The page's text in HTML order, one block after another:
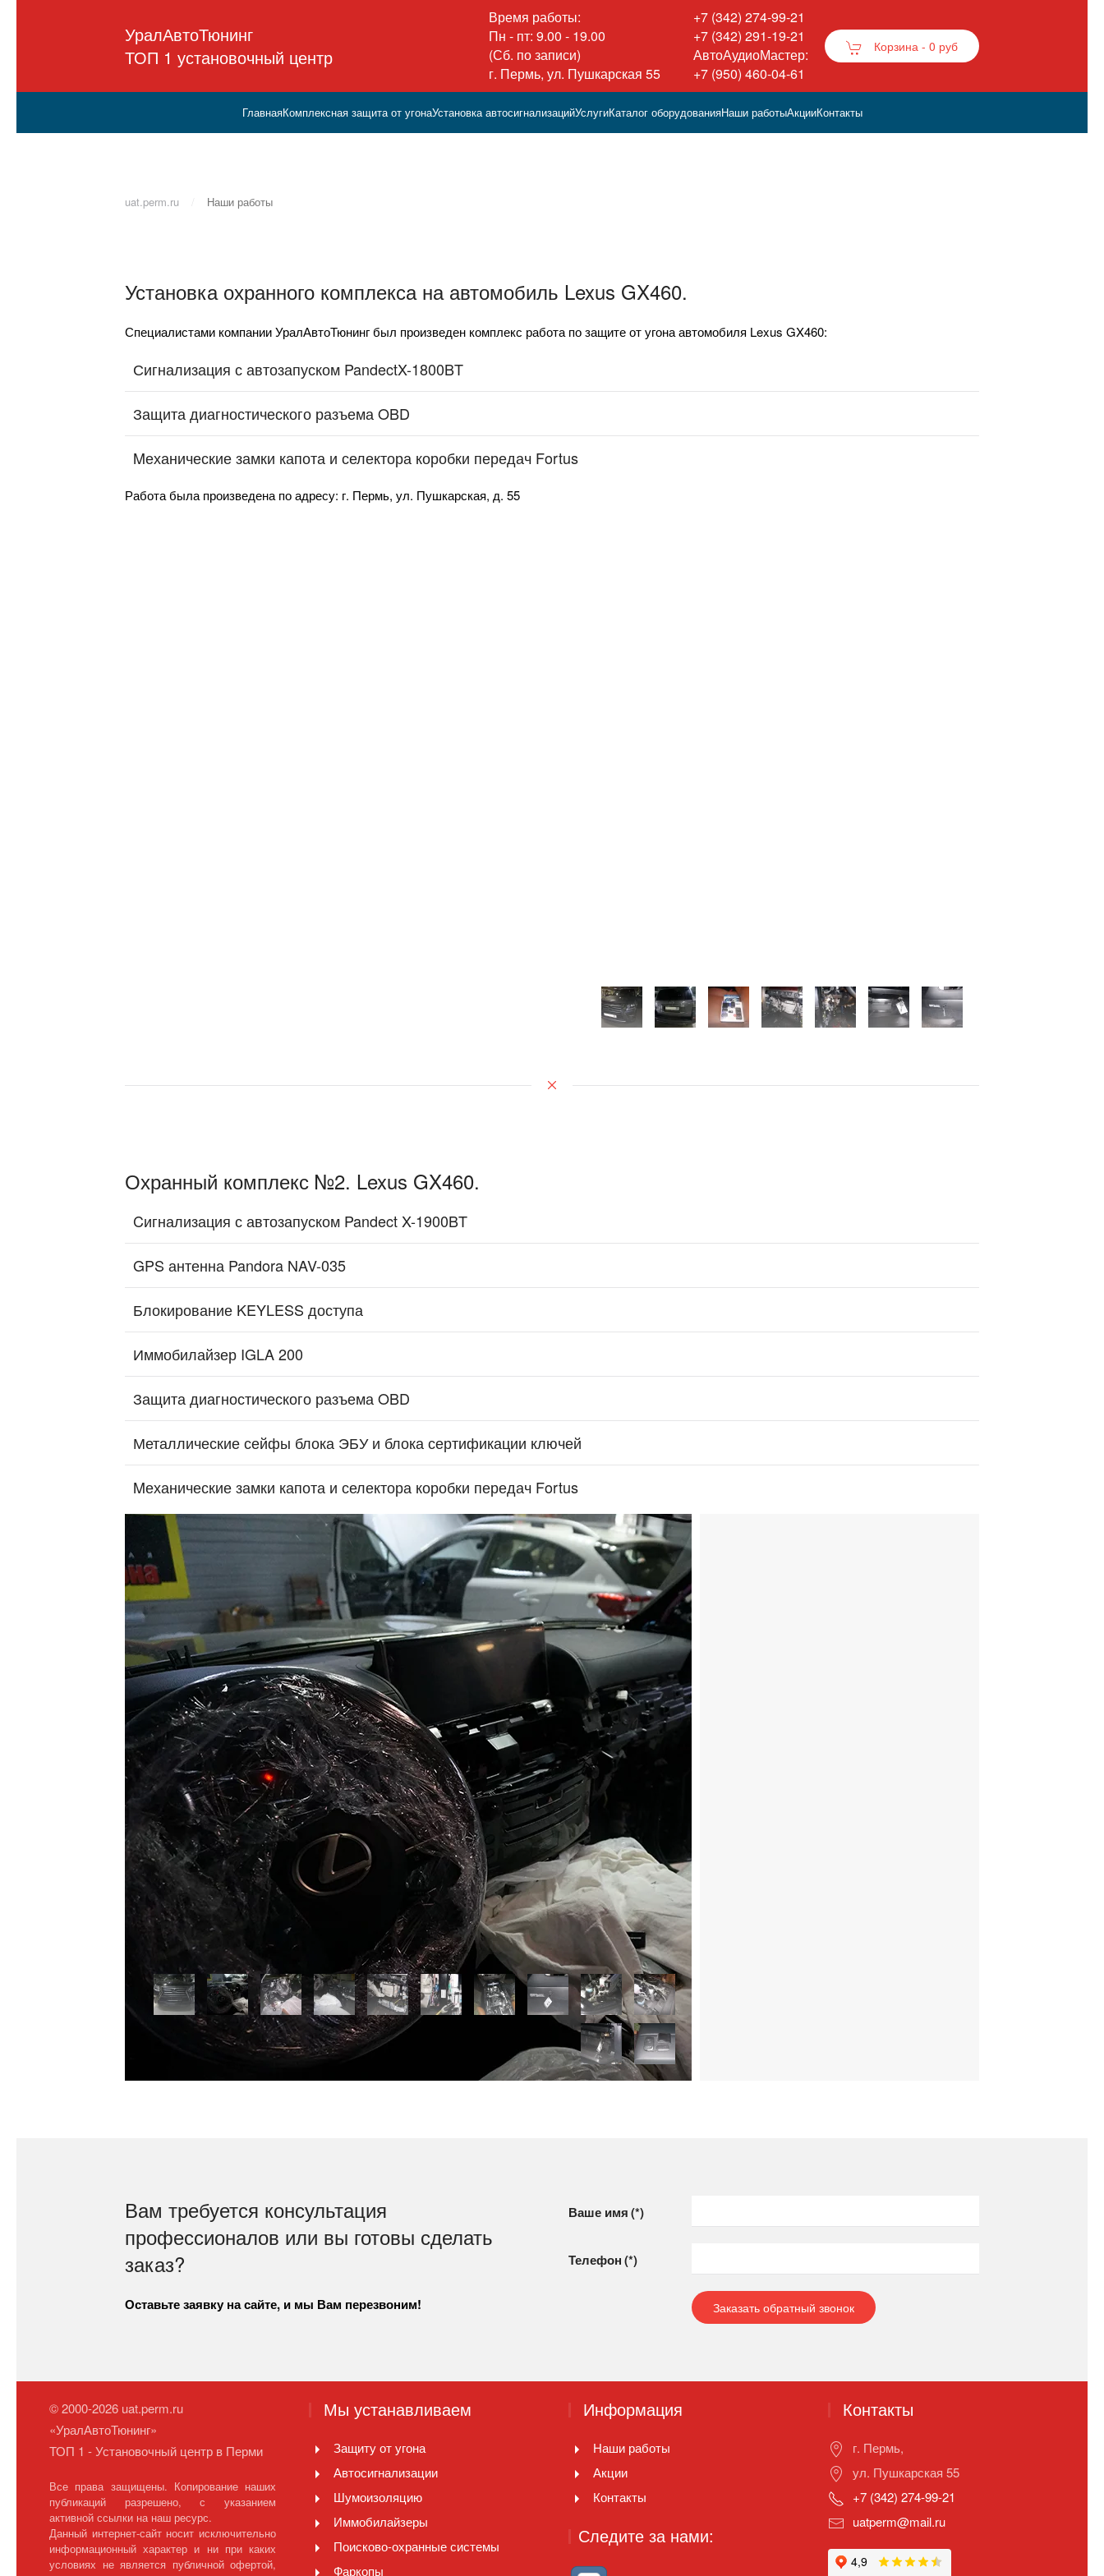
УралАвтоТюнинг
ТОП 1 установочный центр
Время работы:
Пн - пт: 9.00 - 19.00
(Сб. по записи)
г. Пермь, ул. Пушкарская 55
+7 (342) 274-99-21
+7 (342) 291-19-21
АвтоАудиоМастер:
+7 (950) 460-04-61
Корзина - 0 руб
ГлавнаяКомплексная защита от угонаУстановка автосигнализацийУслугиКаталог оборудованияНаши работыАкцииКонтакты
uat.perm.ru Наши работы
Установка охранного комплекса на автомобиль Lexus GX460.
Специалистами компании УралАвтоТюнинг был произведен комплекс работа по защите от угона автомобиля Lexus GX460:
Сигнализация с автозапуском PandectX-1800BT
Защита диагностического разъема OBD
Mеханические замки капота и селектора коробки передач Fortus
Работа была произведена по адресу: г. Пермь, ул. Пушкарская, д. 55
Охранный комплекс №2. Lexus GX460.
Cигнализация с автозапуском Pandect X-1900BT
GPS антенна Pandora NAV-035
Блокирование KEYLESS доступа
Иммобилайзер IGLA 200
Защита диагностического разъема OBD
Металлические сейфы блока ЭБУ и блока сертификации ключей
Mеханические замки капота и селектора коробки передач Fortus
Вам требуется консультация
профессионалов или вы готовы сделать
заказ?
Оставьте заявку на сайте, и мы Вам перезвоним!
Ваше имя(*)
Телефон(*)
Заказать обратный звонок
© 2000-2026 uat.perm.ru
«УралАвтоТюнинг»
ТОП 1 - Установочный центр в Перми
Все права защищены. Копирование наших
публикаций разрешено, с указанием
активной ссылки на наш ресурс.
Данный интернет-сайт носит исключительно
информационный характер и ни при каких
условиях не является публичной офертой,
Мы устанавливаем
Защиту от угона
Автосигнализации
Шумоизоляцию
Иммобилайзеры
Поисково-охранные системы
Фаркопы
Информация
Наши работы
Акции
Контакты
Следите за нами:
Контакты
г. Пермь,
ул. Пушкарская 55
+7 (342) 274-99-21
uatperm@mail.ru